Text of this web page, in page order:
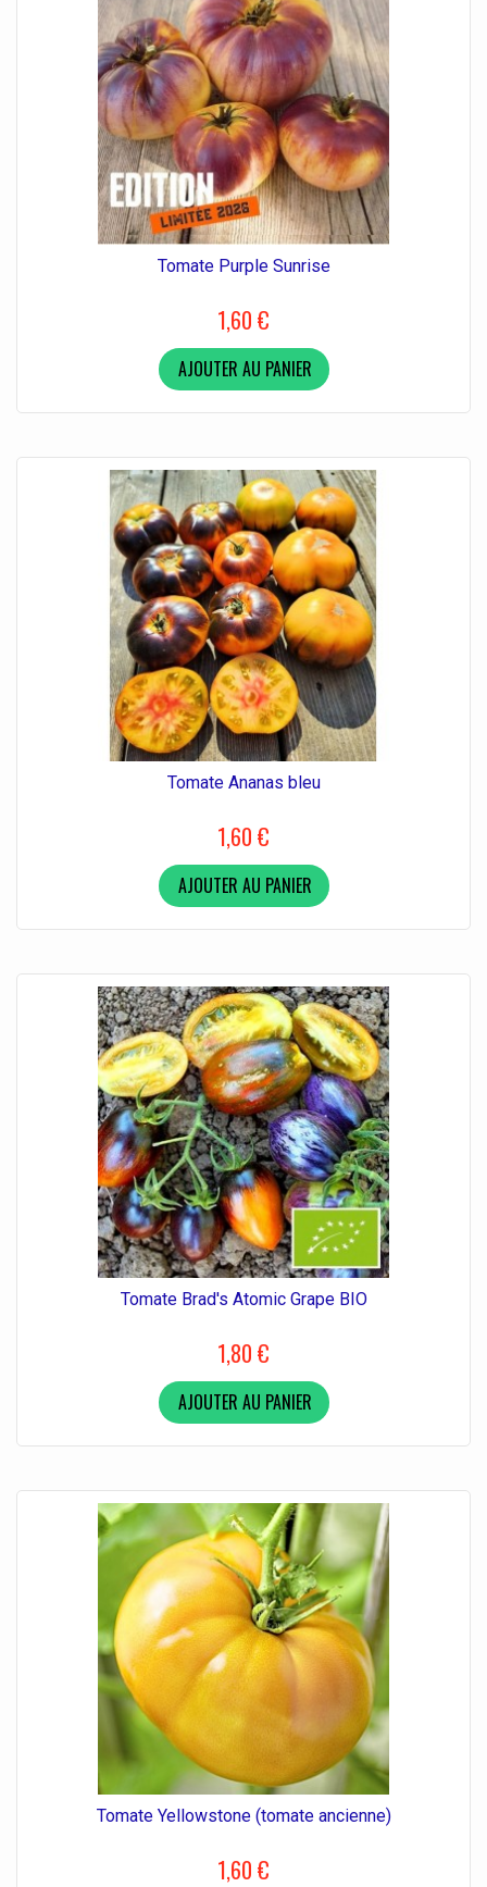
Tomate Purple Sunrise
1,60 €
AJOUTER AU PANIER
Tomate Ananas bleu
1,60 €
AJOUTER AU PANIER
Tomate Brad's Atomic Grape BIO
1,80 €
AJOUTER AU PANIER
Tomate Yellowstone (tomate ancienne)
1,60 €